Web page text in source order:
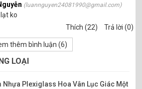
ảnh của tấm mica gương 2 chiều.
Của Sản Phẩm:
tư cho không gian sóng.
như làm đèn led vô cực.
(luannguyen24081990@gmail.com)
ko
Thích (22)
Trả lời (0)
thêm bình luận (6)
LOẠI
Nhựa Plexiglass Hoa Vân Lục Giác Một